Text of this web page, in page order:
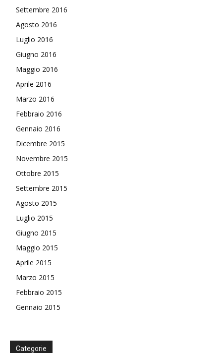
Settembre 2016
Agosto 2016
Luglio 2016
Giugno 2016
Maggio 2016
Aprile 2016
Marzo 2016
Febbraio 2016
Gennaio 2016
Dicembre 2015
Novembre 2015
Ottobre 2015
Settembre 2015
Agosto 2015
Luglio 2015
Giugno 2015
Maggio 2015
Aprile 2015
Marzo 2015
Febbraio 2015
Gennaio 2015
Categorie